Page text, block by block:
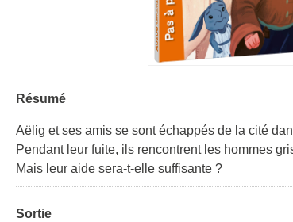
Résumé
Aëlig et ses amis se sont échappés de la cité
Pendant leur fuite, ils rencontrent les hommes
Mais leur aide sera-t-elle suffisante ?
Sortie